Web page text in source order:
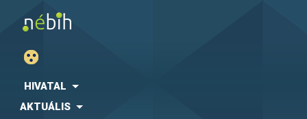
HIVATAL
AKTUÁLIS